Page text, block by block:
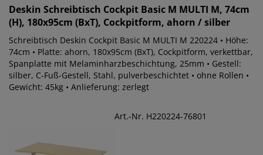
Deskin Schreibtisch Cockpit Basic M MULTI M, 74cm
(H), 180x95cm (BxT), Cockpitform, ahorn / silber
Schreibtisch Deskin Cockpit Basic M MULTI M 220224 • Höhe:
74cm • Platte: ahorn, 180x95cm (BxT), Cockpitform, verkettbar,
Spanplatte mit Melaminharzbeschichtung, 25mm • Gestell:
silber, C-Fuß-Gestell, Stahl, pulverbeschichtet • ohne Rollen •
Gewicht: 45kg • Anlieferung: zerlegt
Art.-Nr. H220224-76801